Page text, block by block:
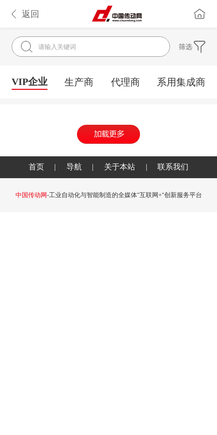
返回
筛选
VIP企业 生产商 代理商 系用集成商
首页 | 导航 | 关于本站 | 联系我们
中国传动网-工业自动化与智能制造的全媒体"互联网+"创新服务平台